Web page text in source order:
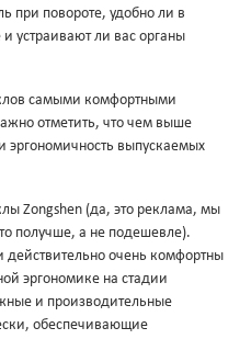
при повороте, удобно ли в
устраивают ли вас органы
самыми комфортными
отметить, что чем выше
эргономичность выпускаемых
Zongshen (да, это реклама, мы
получше, а не подешевле).
очень комфортны
эргономике на стадии
и производительные
обеспечивающие